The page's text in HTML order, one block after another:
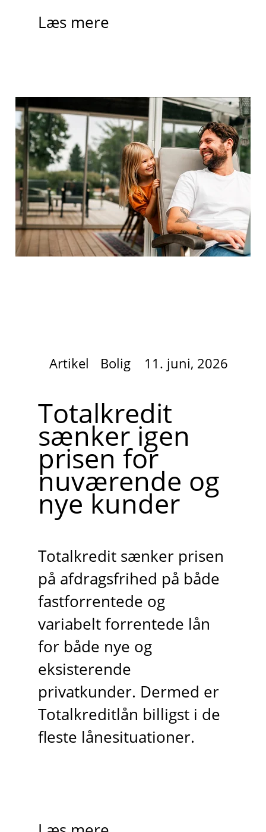
Læs mere
Artikel Bolig 11. juni, 2026
Totalkredit
sænker igen
prisen for
nuværende og
nye kunder
Totalkredit sænker prisen
på afdragsfrihed på både
fastforrentede og
variabelt forrentede lån
for både nye og
eksisterende
privatkunder. Dermed er
Totalkreditlån billigst i de
fleste lånesituationer.